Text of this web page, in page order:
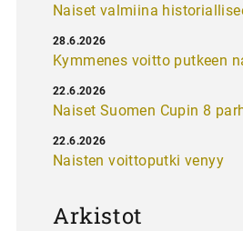
Naiset valmiina
Kymmenes voitto putkeen
28.6.2026
Naiset Suomen Cupin 8
22.6.2026
Naisten voittoputki venyy
22.6.2026
Arkistot